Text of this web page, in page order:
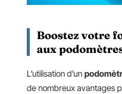
Boostez votre
aux
L’utilisation d’un
de nombreux avantages